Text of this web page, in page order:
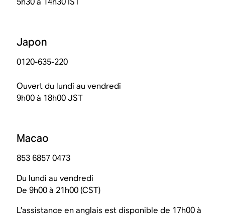
Japon
0120-635-220
Ouvert du lundi au vendredi
9h00 à 18h00 JST
Macao
853 6857 0473
Du lundi au vendredi
De 9h00 à 21h00 (CST)
L’assistance en anglais est disponible de 17h00 à